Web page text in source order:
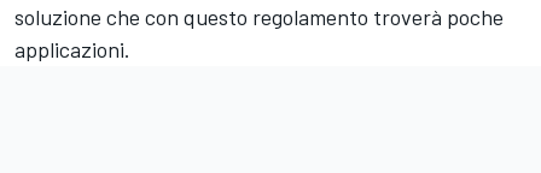
soluzione che con questo regolamento troverà poche
applicazioni.